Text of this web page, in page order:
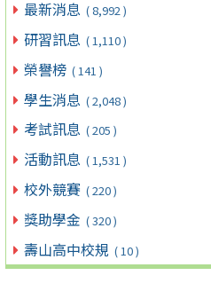
最新消息 ( 8,992 )
研習訊息 ( 1,110 )
榮譽榜 ( 141 )
學生消息 ( 2,048 )
考試訊息 ( 205 )
活動訊息 ( 1,531 )
校外競賽 ( 220 )
獎助學金 ( 320 )
壽山高中校規 ( 10 )